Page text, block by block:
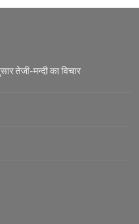
तेजी-मन्दी का विचार